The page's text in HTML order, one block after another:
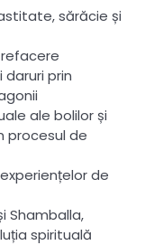
sărăcie și
prin
ale bolilor și
procesul de
de
Shamballa,
spirituală